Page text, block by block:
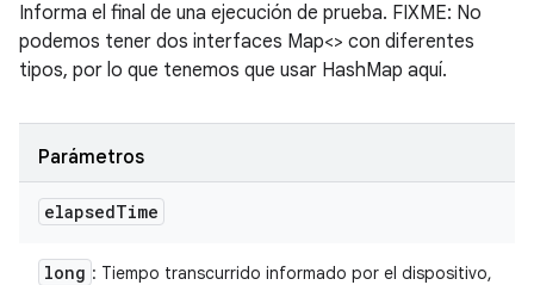
Informa el final de una ejecución de prueba. FIXME: No
podemos tener dos interfaces Map<> con diferentes
tipos, por lo que tenemos que usar HashMap aquí.
Parámetros
elapsedTime
long : Tiempo transcurrido informado por el dispositivo,